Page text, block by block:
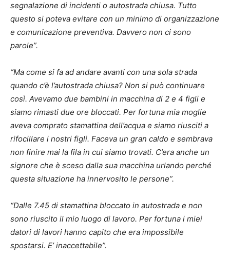
segnalazione di incidenti o autostrada chiusa. Tutto
questo si poteva evitare con un minimo di organizzazione
e comunicazione preventiva. Davvero non ci sono
parole”.
“Ma come si fa ad andare avanti con una sola strada
quando c’è l’autostrada chiusa? Non si può continuare
così. Avevamo due bambini in macchina di 2 e 4 figli e
siamo rimasti due ore bloccati. Per fortuna mia moglie
aveva comprato stamattina dell’acqua e siamo riusciti a
rifocillare i nostri figli. Faceva un gran caldo e sembrava
non finire mai la fila in cui siamo trovati. C’era anche un
signore che è sceso dalla sua macchina urlando perché
questa situazione ha innervosito le persone”.
“Dalle 7.45 di stamattina bloccato in autostrada e non
sono riuscito il mio luogo di lavoro. Per fortuna i miei
datori di lavori hanno capito che era impossibile
spostarsi. E’ inaccettabile”.